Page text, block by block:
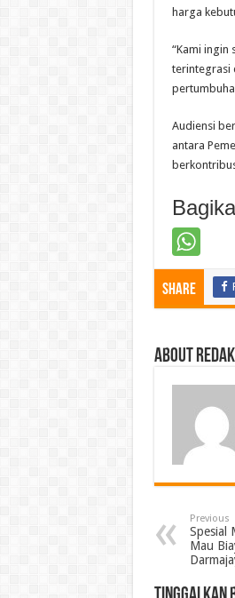
harga
“Kami ingin
terintegrasi
Audiensi
antara
Share
About
Previous
Spesial
Mau